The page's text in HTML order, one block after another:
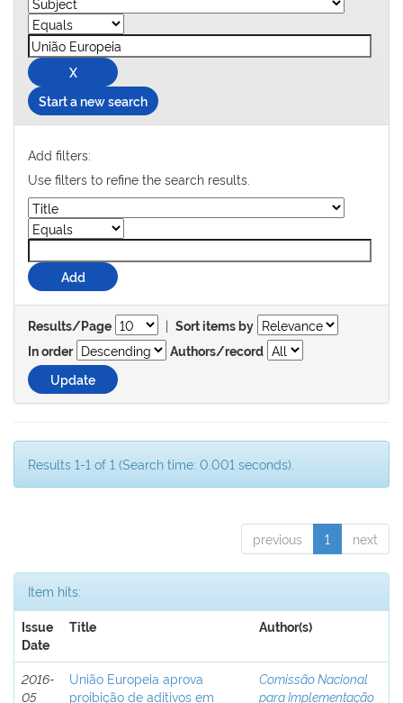
Start a new search
Add filters:
Use filters to refine the search results.
Results/Page | Sort items by
In order
Authors/record
Results 1-1 of 1 (Search time: 0.001 seconds).
previous 1 next
Item hits:
Issue
Date
Title Author(s)
2016-
05
União Europeia aprova
proibição de aditivos em
Comissão Nacional
para Implementação